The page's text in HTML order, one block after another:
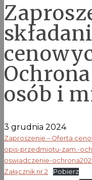
osób i
3 grudnia 2024
Zaproszenie – Oferta
opis-przedmiotu-zam.-
oswiadczenie-
Załącznik nr 2
Pobierz